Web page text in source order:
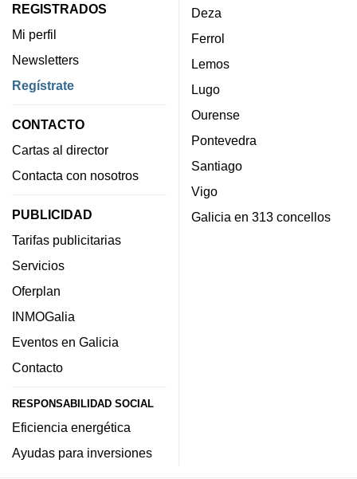
REGISTRADOS
Mi perfil
Newsletters
Regístrate
CONTACTO
Cartas al director
Contacta con nosotros
PUBLICIDAD
Tarifas publicitarias
Servicios
Oferplan
INMOGalia
Eventos en Galicia
Contacto
RESPONSABILIDAD SOCIAL
Eficiencia energética
Ayudas para inversiones
Deza
Ferrol
Lemos
Lugo
Ourense
Pontevedra
Santiago
Vigo
Galicia en 313 concellos